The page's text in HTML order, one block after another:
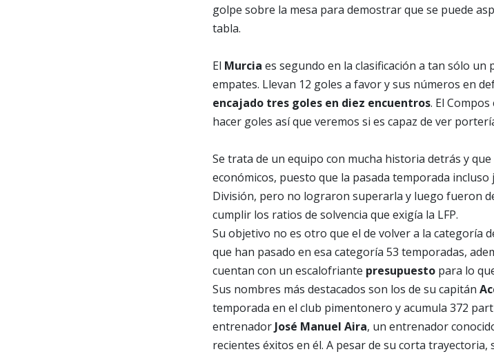
golpe sobre la mesa para demostrar que se puede
tabla.
El Murcia es segundo en la clasificación a tan sólo
empates. Llevan 12 goles a favor y sus números en
encajado tres goles en diez encuentros. El
hacer goles así que veremos si es capaz de ver
Se trata de un equipo con mucha historia detrás y
económicos, puesto que la pasada temporada
División, pero no lograron superarla y luego fueron
cumplir los ratios de solvencia que exigía la LFP.
Su objetivo no es otro que el de volver a la
que han pasado en esa categoría 53 temporadas,
cuentan con un escalofriante presupuesto para lo
Sus nombres más destacados son los de su capitán
temporada en el club pimentonero y acumula 372
entrenador José Manuel Aira, un entrenador
recientes éxitos en él. A pesar de su corta trayectoria,